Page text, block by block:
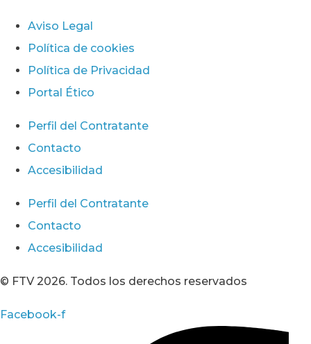
Aviso Legal
Política de cookies
Política de Privacidad
Portal Ético
Perfil del Contratante
Contacto
Accesibilidad
Perfil del Contratante
Contacto
Accesibilidad
© FTV 2026. Todos los derechos reservados
Facebook-f